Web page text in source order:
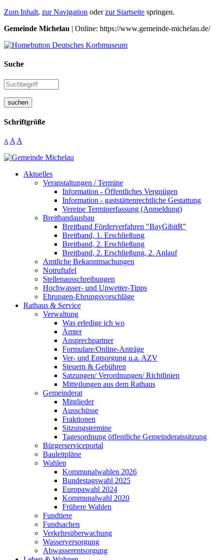
Zum Inhalt, zur Navigation oderzur Startseite springen.
Gemeinde Michelau | Online: https://www.gemeinde-michelau.de/
Suche
suchen
Schriftgröße
A A A
Aktuelles
Veranstaltungen / Termine
Information - Öffentliches Vergnügen
Information - gaststättenrechtliche Gestattung
Vereine Terminerfassung (Anmeldung)
Breitbandausbau
Breitband Förderverfahren "BayGibitR"
Breitband, 1. Erschließung
Breitband, 2. Erschließung
Breitband, 2. Erschließung, 2. Anlauf
Amtliche Bekanntmachungen
Notruftafel
Stellenausschreibungen
Hochwasser- und Unwetter-Tipps
Ehrungen-Ehrungsvorschläge
Rathaus & Service
Verwaltung
Was erledige ich wo
Ämter
Ansprechpartner
Formulare/Online-Anträge
Ver- und Entsorgung u.a. AZV
Steuern & Gebühren
Satzungen/ Verordnungen/ Richtlinien
Mitteilungen aus dem Rathaus
Gemeinderat
Mitglieder
Ausschüsse
Fraktionen
Sitzungstermine
Tagesordnung öffentliche Gemeinderatssitzung
Bürgerserviceportal
Bauleitpläne
Wahlen
Kommunalwahlen 2026
Bundestagswahl 2025
Europawahl 2024
Kommunalwahl 2020
Frühere Wahlen
Fundtiere
Fundsachen
Verkehrsüberwachung
Wasserversorgung
Abwasserentsorgung